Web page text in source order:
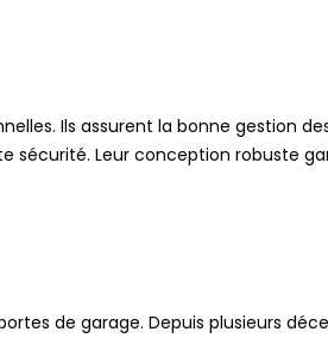
Ils assurent la bonne gestion
Leur conception robuste
de garage. Depuis plusieurs